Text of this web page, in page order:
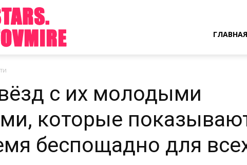
ГЛАВНАЯ
с их молодыми
которые
беспощадно для